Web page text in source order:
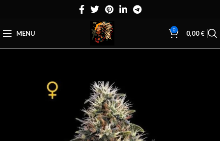
MENU 0 0,00€